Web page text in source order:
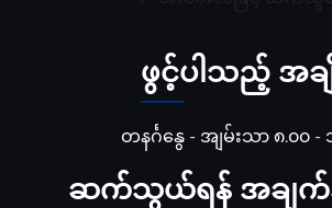
ဖွင့်ပါသည့် အခ
တနင်္ဂနွေ - အျမ်းသာ ၈.၀၀ -
ဆက်သွယ်ရန် အချ